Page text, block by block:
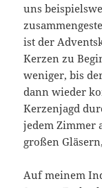
uns
ist der
Kerzen zu
weniger, bis
dann wieder
Kerzenjagd
jedem Zimmer
großen
Auf meinem